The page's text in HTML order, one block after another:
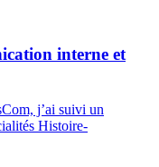
interne et
j’ai suivi un
Histoire-